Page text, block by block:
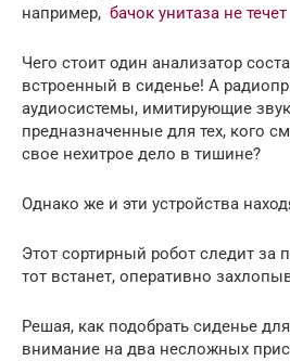
например, бачок унитаза не течет
Чего стоит один анализатор
встроенный в сиденье! А
аудиосистемы, имитирующие
предназначенные для тех, кого
свое нехитрое дело в тишине?
Однако же и эти устройства
Этот сортирный робот следит за
тот встанет, оперативно
Решая, как подобрать сиденье
внимание на два несложных